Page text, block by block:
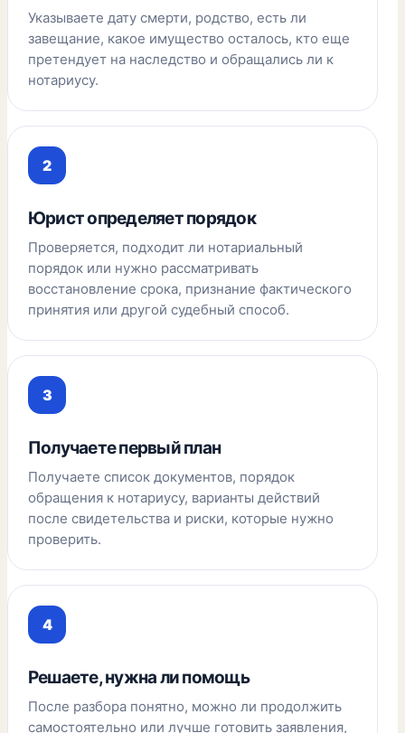
Указываете дату смерти, родство, есть ли
завещание, какое имущество осталось, кто еще
претендует на наследство и обращались ли к
нотариусу.
Юрист определяет порядок
Проверяется, подходит ли нотариальный
порядок или нужно рассматривать
восстановление срока, признание фактического
принятия или другой судебный способ.
Получаете первый план
Получаете список документов, порядок
обращения к нотариусу, варианты действий
после свидетельства и риски, которые нужно
проверить.
Решаете, нужна ли помощь
После разбора понятно, можно ли продолжить
самостоятельно или лучше готовить заявления,